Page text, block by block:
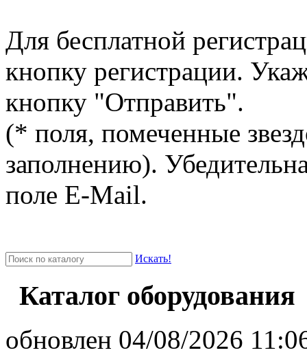
Для бесплатной
кнопку регистрации.
кнопку "Отправить".
(* поля, помеченные
заполнению).
поле E-Mail.
Искать!
Каталог оборудования
oбновлен 04/08/2026